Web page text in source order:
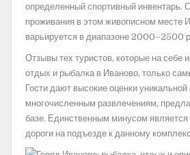
определенный спортивный инвентарь.
проживания в этом живописном месте
варьируется в диапазоне 2000–2500
Отзывы тех туристов, которые на себе
отдых и рыбалка в Иваново, только
Гости дают высокие оценки уникальной
многочисленным развлечениям,
базе. Единственным минусом является
дороги на подъезде к данному